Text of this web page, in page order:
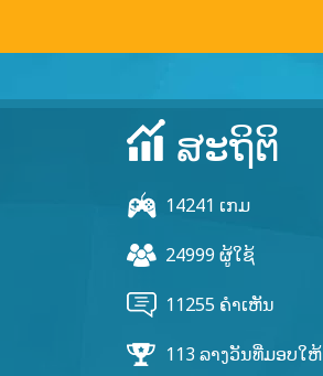
ສະຖິຕິ
14241 ເກມ
24999 ຜູ້ໃຊ້
11255 ຄຳເຫັນ
113 ລາງວັນທີ່ມອບໃຫ້